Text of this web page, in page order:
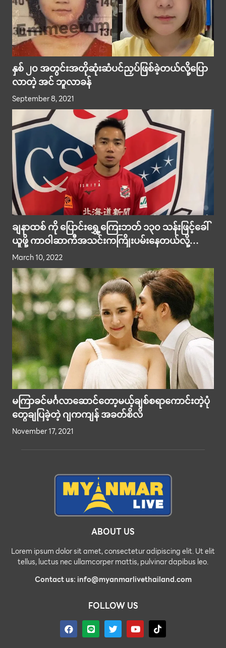
နှစ် ၂၀ အတွင်းအတိုဆုံးဆံပင်ညှပ်ဖြစ်ခဲ့တယ်လို့ပြော
လာတဲ့ အင် ဘူလာခန်
September 8, 2021
ချနာထစ် ကို ပြောင်းရွှေ့ကြေးဘတ် ၁၃၀ သန်းဖြင့်ခေါ်
ယူဖို့ ကာဝါဆာကီအသင်းကကြိုးပမ်းနေတယ်လို့
သတင်းထွက်ပေါ်
March 10, 2022
မကြာခင်မင်္ဂလာဆောင်တော့မယ့်ချစ်စရာကောင်းတဲ့ပုံ
တွေချပြခဲ့တဲ့ ဂျကကျန် အခတ်စိလိ
November 17, 2021
ABOUT US
Lorem ipsum dolor sit amet, consectetur adipiscing elit. Ut elit
tellus, luctus nec ullamcorper mattis, pulvinar dapibus leo.
Contact us: info@myanmarlivethailand.com
FOLLOW US